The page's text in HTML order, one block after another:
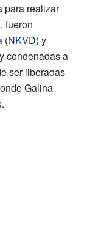
para realizar
fueron
(NKVD) y
condenadas a
ser liberadas
Galina